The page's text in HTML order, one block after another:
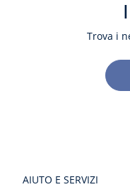
Trova i
AIUTO E SERVIZI